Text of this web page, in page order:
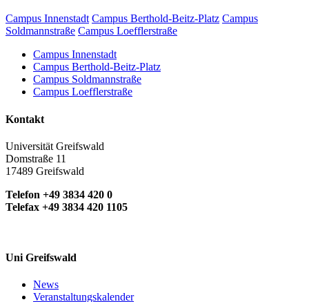
Campus Innenstadt Campus Berthold-Beitz-Platz Campus
Soldmannstraße Campus Loefflerstraße
Campus Innenstadt
Campus Berthold-Beitz-Platz
Campus Soldmannstraße
Campus Loefflerstraße
Kontakt
Universität Greifswald
Domstraße 11
17489 Greifswald
Telefon +49 3834 420 0
Telefax +49 3834 420 1105
Uni Greifswald
News
Veranstaltungskalender